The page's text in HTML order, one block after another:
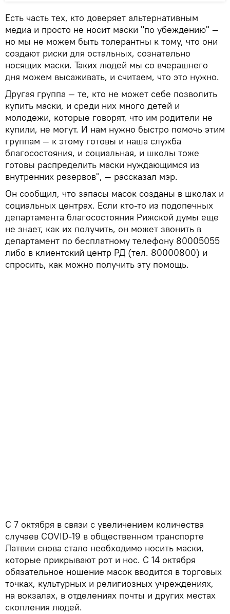
Есть часть тех, кто доверяет альтернативным
медиа и просто не носит маски "по убеждению" —
но мы не можем быть толерантны к тому, что они
создают риски для остальных, сознательно
носящих маски. Таких людей мы со вчерашнего
дня можем высаживать, и считаем, что это нужно.
Другая группа — те, кто не может себе позволить
купить маски, и среди них много детей и
молодежи, которые говорят, что им родители не
купили, не могут. И нам нужно быстро помочь этим
группам — к этому готовы и наша служба
благосостояния, и социальная, и школы тоже
готовы распределить маски нуждающимся из
внутренних резервов", — рассказал мэр.
Он сообщил, что запасы масок созданы в школах и
социальных центрах. Если кто-то из подопечных
департамента благосостояния Рижской думы еще
не знает, как их получить, он может звонить в
департамент по бесплатному телефону 80005055
либо в клиентский центр РД (тел. 80000800) и
спросить, как можно получить эту помощь.
С 7 октября в связи с увеличением количества
случаев COVID-19 в общественном транспорте
Латвии снова стало необходимо носить маски,
которые прикрывают рот и нос. С 14 октября
обязательное ношение масок вводится в торговых
точках, культурных и религиозных учреждениях,
на вокзалах, в отделениях почты и других местах
скопления людей.